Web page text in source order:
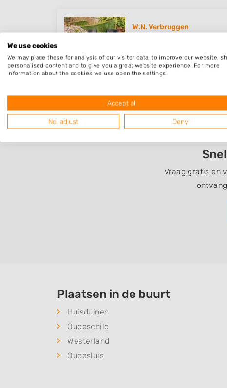
W.N. Verbruggen
1761AP Anna Paulowna
Op 9,78 km afstand
Vraag gratis en
Plaatsen in de buurt
Huisduinen
Oudeschild
Westerland
Oudesluis
We use cookies
We may place these for analysis of our visitor data, to improve our website,
personalised content and to give you a great website experience. For more
information about the cookies we use open the settings.
Accept all
No, adjust Deny